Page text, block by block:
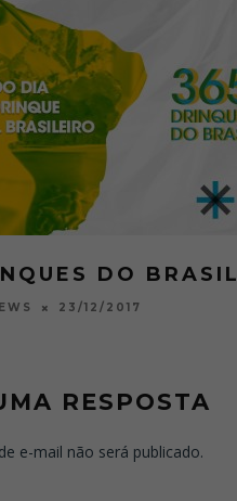
DO BRASIL
23/12/2017
RESPOSTA
e-mail não será publicado.